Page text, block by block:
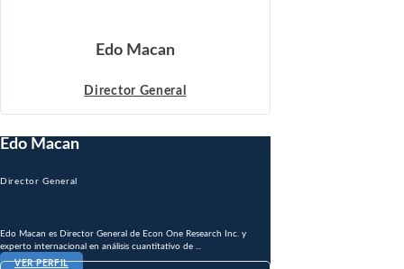
Edo Macan
Director General
Edo Macan
Director General
Edo Macan es Director General de Econ One Research Inc. y
experto internacional en análisis cuantitativo de ...
VER PERFIL